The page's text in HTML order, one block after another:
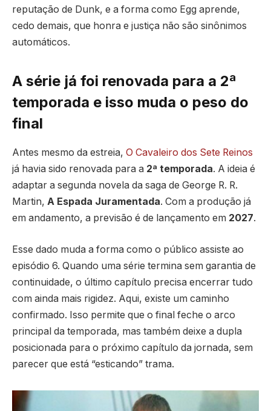
reputação de Dunk, e a forma como Egg aprende,
cedo demais, que honra e justiça não são sinônimos
automáticos.
A série já foi renovada para a 2ª
temporada e isso muda o peso do
final
Antes mesmo da estreia, O Cavaleiro dos Sete Reinos
já havia sido renovada para a 2ª temporada. A ideia é
adaptar a segunda novela da saga de George R. R.
Martin, A Espada Juramentada. Com a produção já
em andamento, a previsão é de lançamento em 2027.
Esse dado muda a forma como o público assiste ao
episódio 6. Quando uma série termina sem garantia de
continuidade, o último capítulo precisa encerrar tudo
com ainda mais rigidez. Aqui, existe um caminho
confirmado. Isso permite que o final feche o arco
principal da temporada, mas também deixe a dupla
posicionada para o próximo capítulo da jornada, sem
parecer que está “esticando” trama.